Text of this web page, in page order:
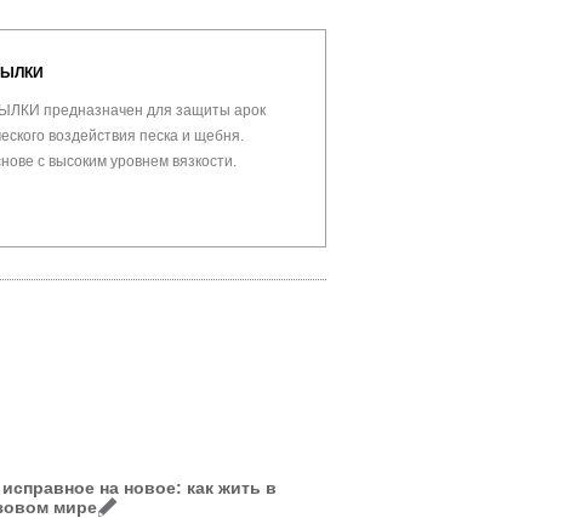
предназначен для защиты арок
воздействия песка и щебня.
с высоким уровнем вязкости.
на новое: как жить в
мире